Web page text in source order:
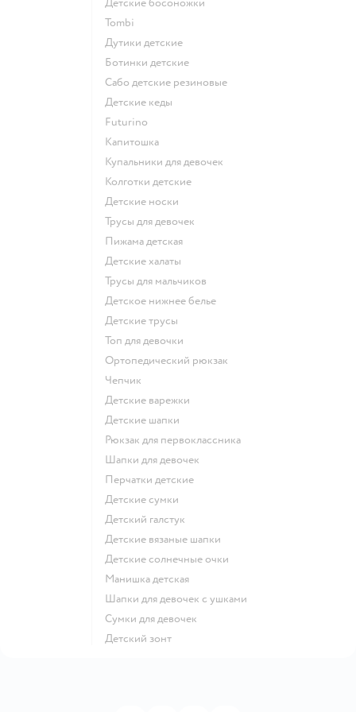
Детские босоножки
Tombi
Дутики детские
Ботинки детские
Сабо детские резиновые
Детские кеды
Futurino
Капитошка
Купальники для девочек
Колготки детские
Детские носки
Трусы для девочек
Пижама детская
Детские халаты
Трусы для мальчиков
Детское нижнее белье
Детские трусы
Топ для девочки
Ортопедический рюкзак
Чепчик
Детские варежки
Детские шапки
Рюкзак для первоклассника
Шапки для девочек
Перчатки детские
Детские сумки
Детский галстук
Детские вязаные шапки
Детские солнечные очки
Манишка детская
Шапки для девочек с ушками
Сумки для девочек
Детский зонт